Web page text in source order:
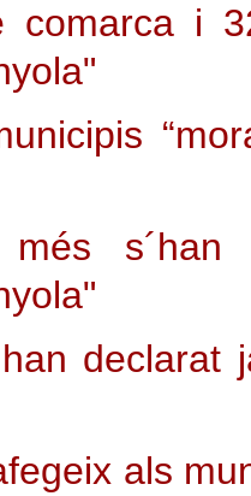
comarca i
més
als